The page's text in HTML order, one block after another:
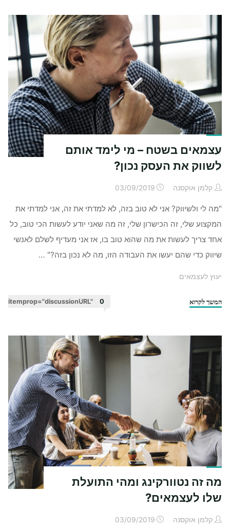
יותר
במוצרים
שלי?"
עצמאים בשטח – מי לימד אותם
לשווק את העסק נכון?
קלמן אוקסנה 03/09/2019
"מה לי ולשיווק? אני לא טוב בזה, לא למדתי את זה, אני למדתי את
המקצוע שלי, זה הכישרון שלי, זה מה שאני יודע לעשות הכי טוב, כל
אחד צריך לעשות את מה שהוא טוב בו, אז אני מעדיף לשלם לאנשי
שיווק כדי שהם יעשו את העבודה הזו, מה לא נכון בזה?" …
יעוץ לעצמאים
המשך לקרוא
אותם
לשווק
את
העסק
נכון?"
itemprop="discussionURL" 0
מה זה נטוורקינג ומהי התועלת
שלו לעצמאים?
קלמן אוקסנה 03/09/2019